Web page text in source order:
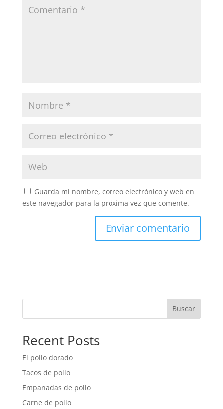
Guarda mi nombre, correo electrónico y web en
este navegador para la próxima vez que comente.
Buscar
Recent Posts
El pollo dorado
Tacos de pollo
Empanadas de pollo
Carne de pollo